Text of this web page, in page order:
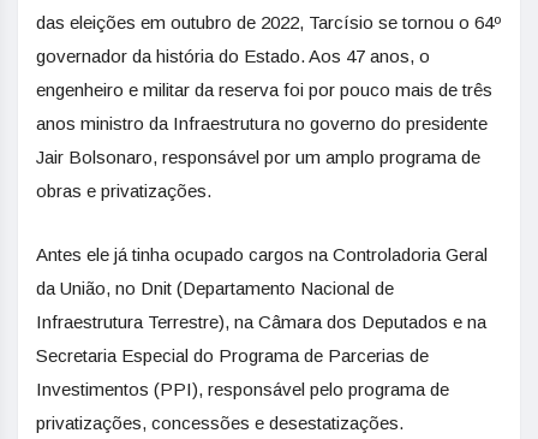
das eleições em outubro de 2022, Tarcísio se tornou o 64º
governador da história do Estado. Aos 47 anos, o
engenheiro e militar da reserva foi por pouco mais de três
anos ministro da Infraestrutura no governo do presidente
Jair Bolsonaro, responsável por um amplo programa de
obras e privatizações.
Antes ele já tinha ocupado cargos na Controladoria Geral
da União, no Dnit (Departamento Nacional de
Infraestrutura Terrestre), na Câmara dos Deputados e na
Secretaria Especial do Programa de Parcerias de
Investimentos (PPI), responsável pelo programa de
privatizações, concessões e desestatizações.